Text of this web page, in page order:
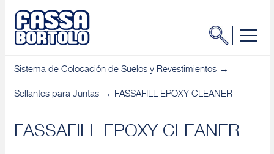
Sistema de Colocación de Suelos y Revestimientos
Sellantes para Juntas FASSAFILL EPOXY CLEANER
FASSAFILL EPOXY CLEANER